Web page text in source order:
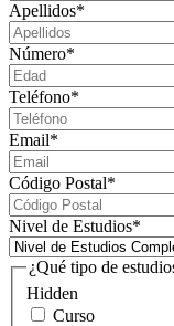
Apellidos*
Número*
Teléfono*
Email*
Código Postal*
Nivel de Estudios*
Hidden
¿Qué tipo de
Curso